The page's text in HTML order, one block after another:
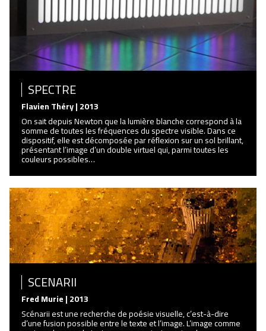
SPECTRE
Flavien Théry | 2013
On sait depuis Newton que la lumière blanche correspond à la
somme de toutes les fréquences du spectre visible. Dans ce
dispositif, elle est décomposée par réflexion sur un sol brillant,
présentant l’image d’un double virtuel qui, parmi toutes les
couleurs possibles…
SCENARII
Fred Murie | 2013
Scénarii est une recherche de poésie visuelle, c’est-à-dire
d’une fusion possible entre le texte et l’image. L’image comme